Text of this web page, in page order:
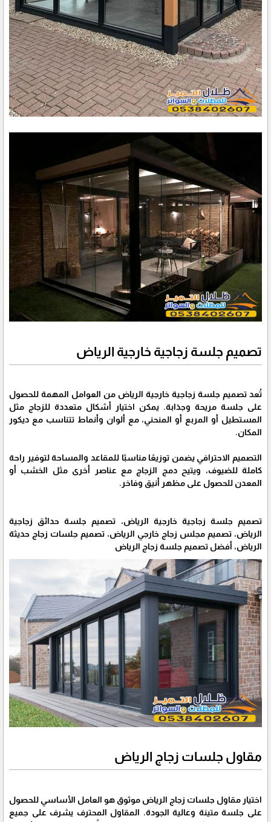
تصميم جلسة زجاجية خارجية الرياض
تُعد تصميم جلسة زجاجية خارجية الرياض من العوامل المهمة للحصول
على جلسة مريحة وجذابة. يمكن اختيار أشكال متعددة للزجاج مثل
المستطيل أو المربع أو المنحني، مع ألوان وأنماط تتناسب مع ديكور
المكان.
التصميم الاحترافي يضمن توزيعًا مناسبًا للمقاعد والمساحة لتوفير راحة
كاملة للضيوف، ويتيح دمج الزجاج مع عناصر أخرى مثل الخشب أو
المعدن للحصول على مظهر أنيق وفاخر.
تصميم جلسة زجاجية خارجية الرياض، تصميم جلسة حدائق زجاجية
الرياض، تصميم مجلس زجاج خارجي الرياض، تصميم جلسات زجاج حديثة
الرياض، أفضل تصميم جلسة زجاج الرياض
مقاول جلسات زجاج الرياض
اختيار مقاول جلسات زجاج الرياض موثوق هو العامل الأساسي للحصول
على جلسة متينة وعالية الجودة. المقاول المحترف يشرف على جميع